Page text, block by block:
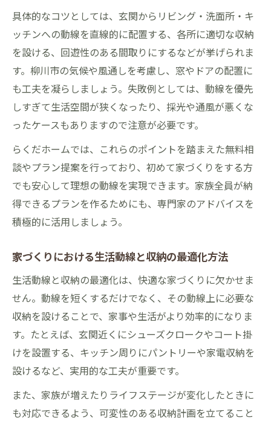
具体的なコツとしては、玄関からリビング・洗面所・キ
ッチンへの動線を直線的に配置する、各所に適切な収納
を設ける、回遊性のある間取りにするなどが挙げられま
す。柳川市の気候や風通しを考慮し、窓やドアの配置に
も工夫を凝らしましょう。失敗例としては、動線を優先
しすぎて生活空間が狭くなったり、採光や通風が悪くな
ったケースもありますので注意が必要です。
らくだホームでは、これらのポイントを踏まえた無料相
談やプラン提案を行っており、初めて家づくりをする方
でも安心して理想の動線を実現できます。家族全員が納
得できるプランを作るためにも、専門家のアドバイスを
積極的に活用しましょう。
家づくりにおける生活動線と収納の最適化方法
生活動線と収納の最適化は、快適な家づくりに欠かせま
せん。動線を短くするだけでなく、その動線上に必要な
収納を設けることで、家事や生活がより効率的になりま
す。たとえば、玄関近くにシューズクロークやコート掛
けを設置する、キッチン周りにパントリーや家電収納を
設けるなど、実用的な工夫が重要です。
また、家族が増えたりライフステージが変化したときに
も対応できるよう、可変性のある収納計画を立てること